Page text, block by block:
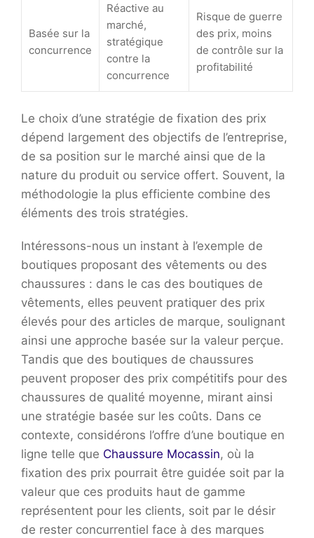
Basée sur la
concurrence
Réactive au
marché,
stratégique
contre la
concurrence
Risque de guerre
des prix, moins
de contrôle sur la
profitabilité
Le choix d’une stratégie de fixation des prix
dépend largement des objectifs de l’entreprise,
de sa position sur le marché ainsi que de la
nature du produit ou service offert. Souvent, la
méthodologie la plus efficiente combine des
éléments des trois stratégies.
Intéressons-nous un instant à l’exemple de
boutiques proposant des vêtements ou des
chaussures : dans le cas des boutiques de
vêtements, elles peuvent pratiquer des prix
élevés pour des articles de marque, soulignant
ainsi une approche basée sur la valeur perçue.
Tandis que des boutiques de chaussures
peuvent proposer des prix compétitifs pour des
chaussures de qualité moyenne, mirant ainsi
une stratégie basée sur les coûts. Dans ce
contexte, considérons l’offre d’une boutique en
ligne telle que Chaussure Mocassin, où la
fixation des prix pourrait être guidée soit par la
valeur que ces produits haut de gamme
représentent pour les clients, soit par le désir
de rester concurrentiel face à des marques